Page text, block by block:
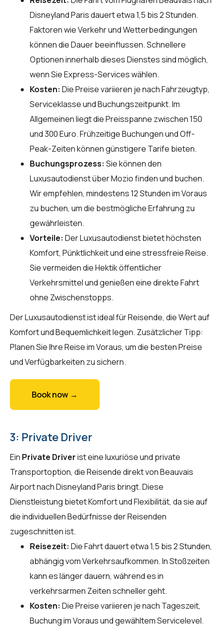
Disneyland Paris dauert etwa 1,5 bis 2 Stunden.
Faktoren wie Verkehr und Wetterbedingungen
können die Dauer beeinflussen. Schnellere
Optionen innerhalb dieses Dienstes sind möglich,
wenn Sie Express-Services wählen.
Kosten: Die Preise variieren je nach Fahrzeugtyp,
Serviceklasse und Buchungszeitpunkt. Im
Allgemeinen liegt die Preisspanne zwischen 150
und 300 Euro. Frühzeitige Buchungen und Off-
Peak-Zeiten können günstigere Tarife bieten.
Buchungsprozess: Sie können den
Luxusautodienst überMoziofinden und buchen.
Wir empfehlen, mindestens 12 Stunden im Voraus
zu buchen, um die bestmögliche Erfahrung zu
gewährleisten.
Vorteile: Der Luxusautodienst bietet höchsten
Komfort, Pünktlichkeit und eine stressfreie Reise.
Sie vermeiden die Hektik öffentlicher
Verkehrsmittel und genießen eine direkte Fahrt
ohne Zwischenstopps.
Der Luxusautodienst ist ideal für Reisende, die Wert auf
Komfort und Bequemlichkeit legen. Zusätzlicher Tipp:
Planen Sie Ihre Reise im Voraus, um die besten Preise
und Verfügbarkeiten zu sichern.
Book now →
3: Private Driver
Ein Private Driverist eine luxuriöse und private
Transportoption, die Reisende direkt von Beauvais
Airport nach Disneyland Paris bringt. Diese
Dienstleistung bietet Komfort und Flexibilität, da sie auf
die individuellen Bedürfnisse der Reisenden
zugeschnitten ist.
Reisezeit: Die Fahrt dauert etwa 1,5 bis 2 Stunden,
abhängig vom Verkehrsaufkommen. In Stoßzeiten
kann es länger dauern, während es in
verkehrsarmen Zeiten schneller geht.
Kosten: Die Preise variieren je nach Tageszeit,
Buchung im Voraus und gewähltem Servicelevel.